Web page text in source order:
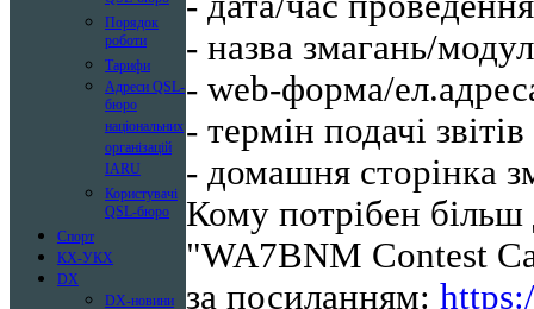
Порядок
роботи
Тарифи
Адреси QSL-
бюро
національних
організацій
IARU
Користувачі
QSL-бюро
Спорт
КХ-УКХ
DX
DX-новини
- назва змагань/
- web-форма/
- термін подачі звітів
- домашня сторінка
Кому потрібен
"WA7BNM Contest
за посиланням: